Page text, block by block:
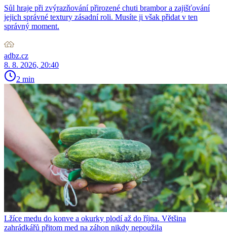
Sůl hraje při zvýrazňování přirozené chuti brambor a zajišťování
jejich správné textury zásadní roli. Musíte ji však přidat v ten
správný moment.
adbz.cz
8. 8. 2026, 20:40
2 min
Lžíce medu do konve a okurky plodí až do října. Většina
zahrádkářů přitom med na záhon nikdy nepoužila